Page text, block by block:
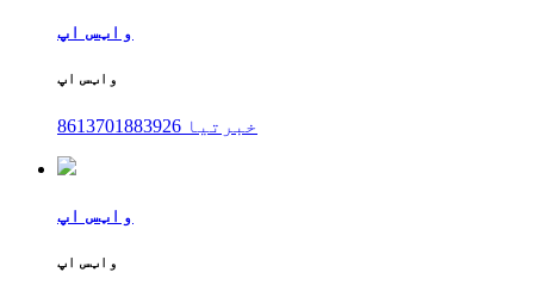
واټس اپ
واټس اپ
8613701883926 خبرتیا
واټس اپ
واټس اپ